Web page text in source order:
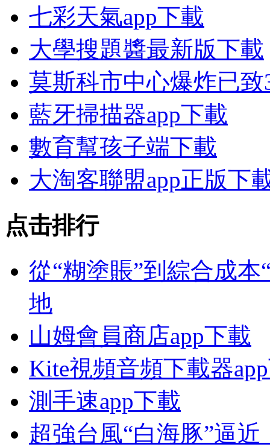
七彩天氣app下載
大學搜題醬最新版下載
莫斯科市中心爆炸已
藍牙掃描器app下載
數育幫孩子端下載
大淘客聯盟app正版下
点击排行
從“糊塗賬”到綜合成
地
山姆會員商店app下載
Kite視頻音頻下載器
測手速app下載
超強台風“白海豚”逼